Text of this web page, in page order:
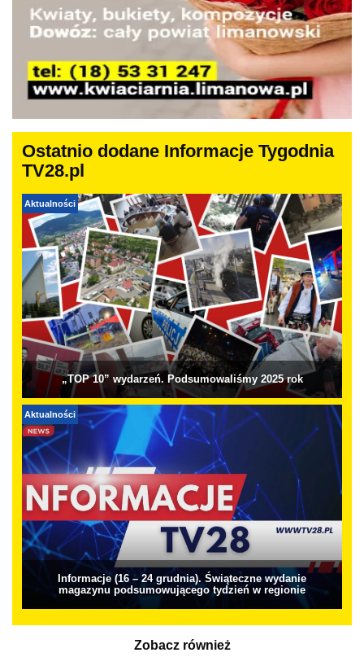
Ostatnio dodane Informacje Tygodnia
TV28.pl
Aktualności
„TOP 10” wydarzeń. Podsumowaliśmy 2025 rok
Aktualności
Informacje (16 – 24 grudnia). Świąteczne wydanie
magazynu podsumowującego tydzień w regionie
Zobacz również